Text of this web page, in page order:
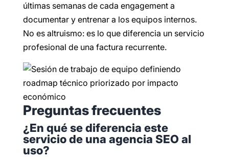
últimas semanas de cada engagement a
documentar y entrenar a los equipos internos.
No es altruismo: es lo que diferencia un servicio
profesional de una factura recurrente.
Preguntas frecuentes
¿En qué se diferencia este
servicio de una agencia SEO al
uso?